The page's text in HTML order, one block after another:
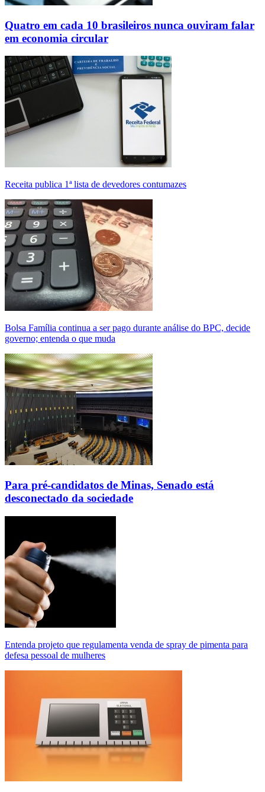
Quatro em cada 10 brasileiros nunca ouviram falar
em economia circular
Receita publica 1ª lista de devedores contumazes
Bolsa Família continua a ser pago durante análise do BPC, decide
governo; entenda o que muda
Para pré-candidatos de Minas, Senado está
desconectado da sociedade
Entenda projeto que regulamenta venda de spray de pimenta para
defesa pessoal de mulheres